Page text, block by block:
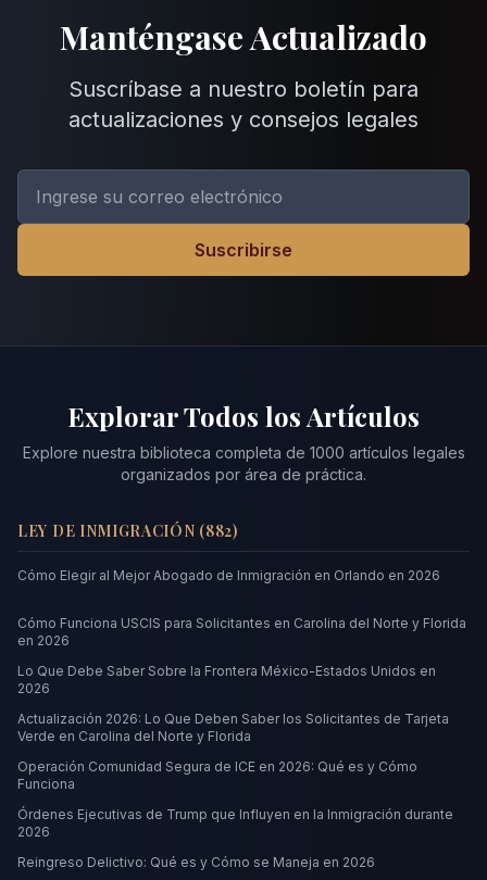
Manténgase Actualizado
Suscríbase a nuestro boletín para
actualizaciones y consejos legales
Suscribirse
Explorar Todos los Artículos
Explore nuestra biblioteca completa de 1000 artículos legales
organizados por área de práctica.
LEY DE INMIGRACIÓN (882)
Cómo Elegir al Mejor Abogado de Inmigración en Orlando en 2026
Cómo Funciona USCIS para Solicitantes en Carolina del Norte y Florida
en 2026
Lo Que Debe Saber Sobre la Frontera México-Estados Unidos en
2026
Actualización 2026: Lo Que Deben Saber los Solicitantes de Tarjeta
Verde en Carolina del Norte y Florida
Operación Comunidad Segura de ICE en 2026: Qué es y Cómo
Funciona
Órdenes Ejecutivas de Trump que Influyen en la Inmigración durante
2026
Reingreso Delictivo: Qué es y Cómo se Maneja en 2026